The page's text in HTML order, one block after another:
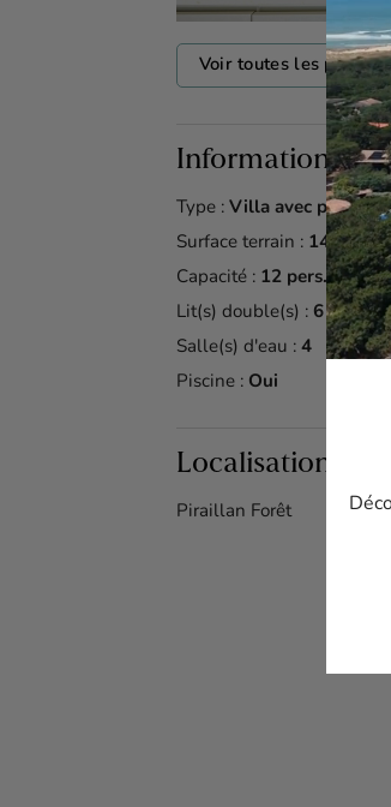
Voir toutes les photos
Informations &
Type : Villa avec piscine
Surface terrain : 1450 m²
Capacité : 12 pers.
Lit(s) double(s) : 6
Salle(s) d'eau : 4
Piscine : Oui
Localisation du
Piraillan Forêt